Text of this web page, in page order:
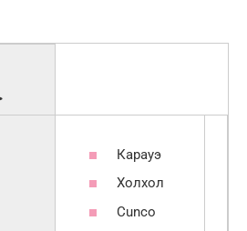
Карауэ
Холхол
Cunco